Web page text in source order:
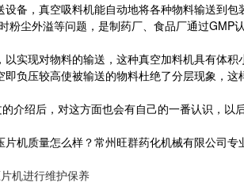
备，真空吸料机能自动地将各种物料输送到包
尘外溢等问题，是制药厂、食品厂通过GMP
实现对物料的输送，这种真空加料机具有体
负压较高使被输送的物料杜绝了分层现象，
介绍后，对这方面也会有自己的一番认识，
机质量怎么样？常州旺群药化机械有限公司
机进行维护保养